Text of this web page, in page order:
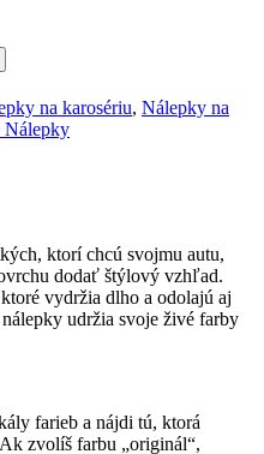
na karosériu, Nálepky na
Nálepky
ktorí chcú svojmu autu,
dodať štýlový vzhľad.
vydržia dlho a odolajú aj
udržia svoje živé farby
farieb a nájdi tú, ktorá
zvolíš farbu „originál“,